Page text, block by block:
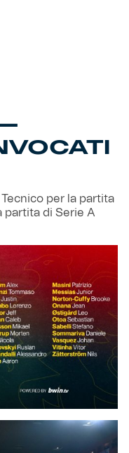
per la partita
partita di Serie A